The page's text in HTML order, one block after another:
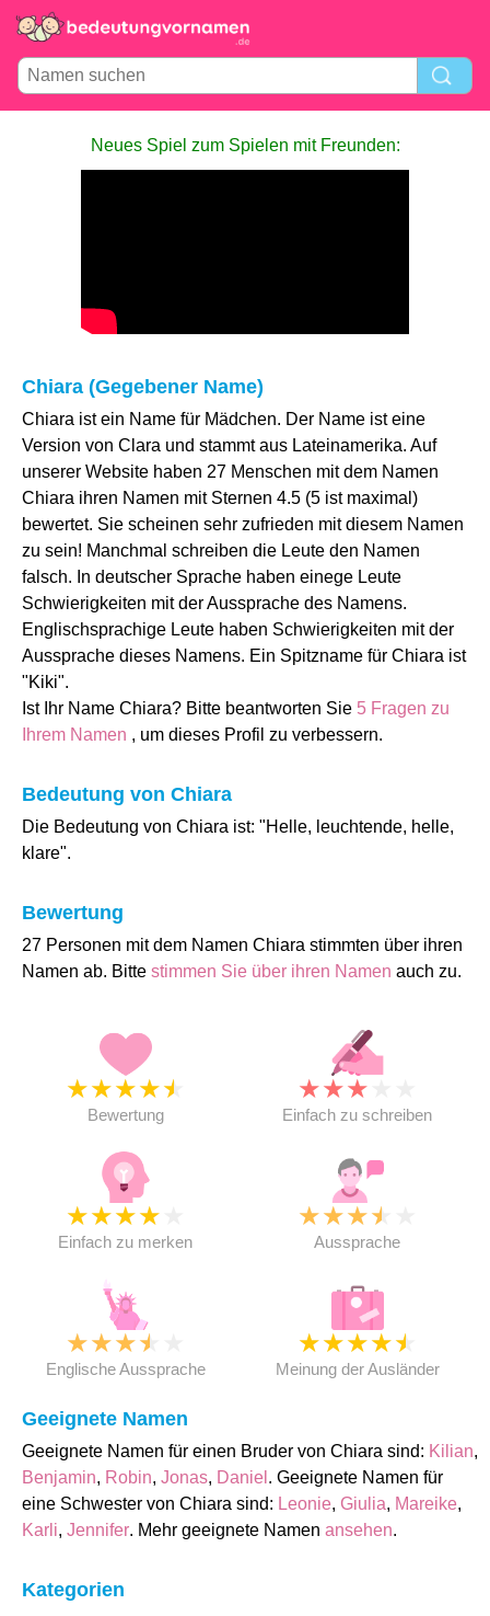
Neues Spiel zum Spielen mit Freunden:
Chiara (Gegebener Name)
Chiara ist ein Name für Mädchen. Der Name ist eine
Version von Clara und stammt aus Lateinamerika. Auf
unserer Website haben 27 Menschen mit dem Namen
Chiara ihren Namen mit Sternen 4.5 (5 ist maximal)
bewertet. Sie scheinen sehr zufrieden mit diesem Namen
zu sein! Manchmal schreiben die Leute den Namen
falsch. In deutscher Sprache haben einege Leute
Schwierigkeiten mit der Aussprache des Namens.
Englischsprachige Leute haben Schwierigkeiten mit der
Aussprache dieses Namens. Ein Spitzname für Chiara ist
"Kiki".
Ist Ihr Name Chiara? Bitte beantworten Sie 5 Fragen zu
Ihrem Namen , um dieses Profil zu verbessern.
Bedeutung von Chiara
Die Bedeutung von Chiara ist: "Helle, leuchtende, helle,
klare".
Bewertung
27 Personen mit dem Namen Chiara stimmten über ihren
Namen ab. Bitte stimmen Sie über ihren Namen auch zu.
★★★★★
Bewertung
★★★
Einfach zu schreiben
★★★★
Einfach zu merken
★★★★
Aussprache
★★★★
Englische Aussprache
★★★★★
Meinung der Ausländer
Geeignete Namen
Geeignete Namen für einen Bruder von Chiara sind: Kilian,
Benjamin, Robin, Jonas, Daniel . Geeignete Namen für
eine Schwester von Chiara sind: Leonie, Giulia, Mareike,
Karli, Jennifer. Mehr geeignete Namen ansehen.
Kategorien